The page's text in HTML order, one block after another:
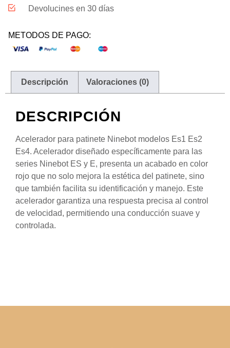
Devolucines en 30 días
METODOS DE PAGO:
Descripción Valoraciones (0)
DESCRIPCIÓN
Acelerador para patinete Ninebot modelos Es1 Es2
Es4. Acelerador diseñado específicamente para las
series Ninebot ES y E, presenta un acabado en color
rojo que no solo mejora la estética del patinete, sino
que también facilita su identificación y manejo. Este
acelerador garantiza una respuesta precisa al control
de velocidad, permitiendo una conducción suave y
controlada.